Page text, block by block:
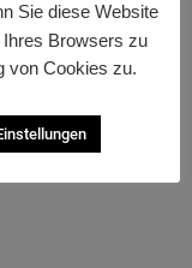
Sie diese Website
Ihres Browsers zu
von Cookies zu.